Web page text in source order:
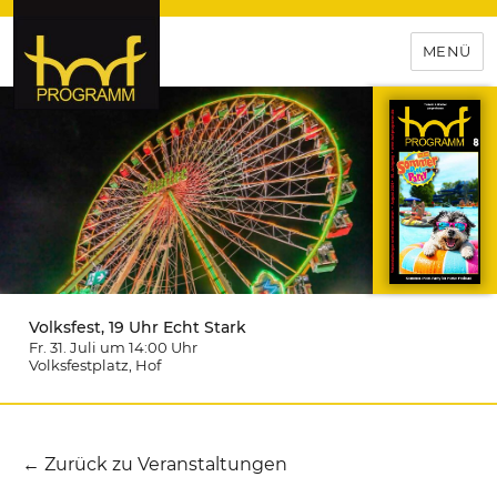
hof-programm – das
Veranstaltungsportal für
Hochfranken
MENÜ
Volksfest, 19 Uhr Echt Stark
Fr. 31. Juli um 14:00 Uhr
Volksfestplatz , Hof
← Zurück zu Veranstaltungen